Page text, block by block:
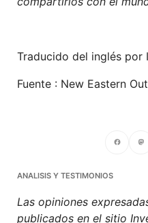
Traducido del inglés por
Fuente : New Eastern
Facebook
ANALISIS Y TESTIMONIOS
Las opiniones
publicados en el sitio